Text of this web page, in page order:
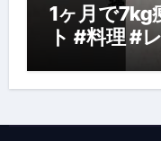
1ヶ月で7kg
ト #料理 #